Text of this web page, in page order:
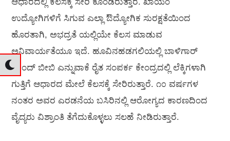
ಉದ್ಯೋಗಿಗಳಿಗೆ ಸಿಗುವ ಎಲ್ಲಾ ಔದ್ಯೋಗಿಕ ಸುರಕ್ಷತೆಯಿಂದ
ಹೊರತಾಗಿ, ಅಭದ್ರತೆ ಯಲ್ಲಿಯೇ ಕೆಲಸ ಮಾಡುವ
ಅನಿವಾರ್ಯತೆಯೂ ಇದೆ. ಹೂವಿನಹಡಗಲಿಯಲ್ಲಿ ಬಾಳಿಗಾರ್
ಚಾಂದ್ ಬೀಬಿ ಎನ್ನುವಾಕೆ ರೈತ ಸಂಪರ್ಕ ಕೇಂದ್ರದಲ್ಲಿ ಲೆಕ್ಕಿಗಳಾಗಿ
ಗುತ್ತಿಗೆ ಆಧಾರದ ಮೇಲೆ ಕೆಲಸಕ್ಕೆ ಸೇರಿರುತ್ತಾರೆ. ೧೦ ವರ್ಷಗಳ
ನಂತರ ಅವರ ಎರಡನೆಯ ಬಸಿರಿನಲ್ಲಿ ಆರೋಗ್ಯದ ಕಾರಣದಿಂದ
ವೈದ್ಯರು ವಿಶ್ರಾಂತಿ ತೆಗೆದುಕೊಳ್ಳಲು ಸಲಹೆ ನೀಡಿರುತ್ತಾರೆ.